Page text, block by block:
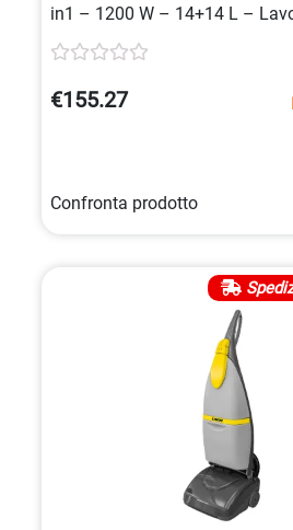
in1 – 1200 W – 14+14 L –
€155.27
Confronta prodotto